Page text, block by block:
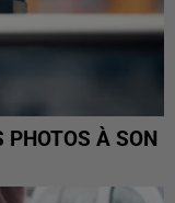
PHOTOS À SON